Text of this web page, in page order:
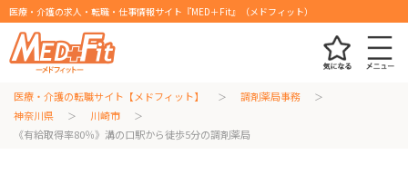
医療・介護の求人・転職・仕事情報サイト『MED＋Fit』（メドフィット）
医療・介護の転職サイト【メドフィット】
調剤薬局事務
神奈川県
川崎市
《有給取得率80％》溝の口駅から徒歩5分の調剤薬局